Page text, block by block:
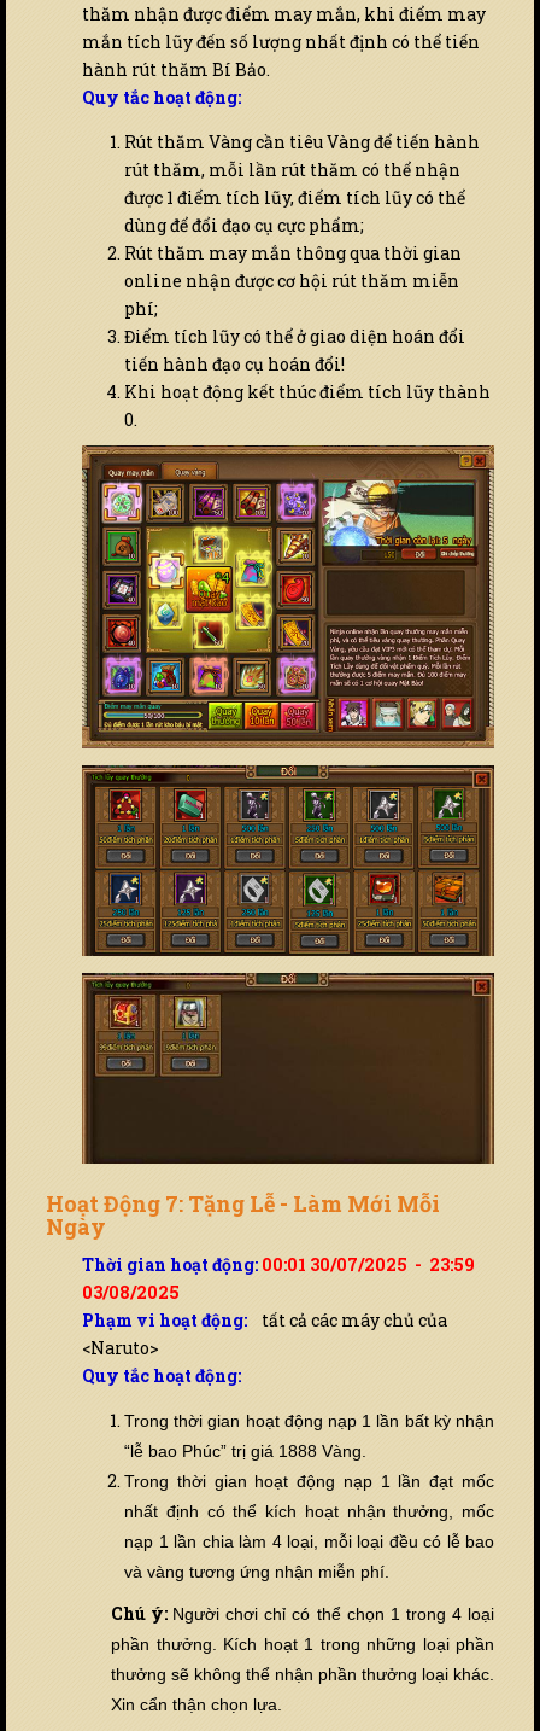
thăm nhận được điểm may mắn, khi điểm may
mắn tích lũy đến số lượng nhất định có thể tiến
hành rút thăm Bí Bảo.
Quy tắc hoạt động:
Rút thăm Vàng cần tiêu Vàng để tiến hành
rút thăm, mỗi lần rút thăm có thể nhận
được 1 điểm tích lũy, điểm tích lũy có thể
dùng để đổi đạo cụ cực phẩm;
Rút thăm may mắn thông qua thời gian
online nhận được cơ hội rút thăm miễn
phí;
Điểm tích lũy có thể ở giao diện hoán đổi
tiến hành đạo cụ hoán đổi!
Khi hoạt động kết thúc điểm tích lũy thành
0.
Hoạt Động 7: Tặng Lễ - Làm Mới Mỗi
Ngày
Thời gian hoạt động: 00:01 30/07/2025 - 23:59
03/08/2025
Phạm vi hoạt động: tất cả các máy chủ của
<Naruto>
Quy tắc hoạt động:
Trong thời gian hoạt động nạp 1 lần bất kỳ nhận
“lễ bao Phúc” trị giá 1888 Vàng.
Trong thời gian hoạt động nạp 1 lần đạt mốc
nhất định có thể kích hoạt nhận thưởng, mốc
nạp 1 lần chia làm 4 loại, mỗi loại đều có lễ bao
và vàng tương ứng nhận miễn phí.
Chú ý: Người chơi chỉ có thể chọn 1 trong 4 loại
phần thưởng. Kích hoạt 1 trong những loại phần
thưởng sẽ không thể nhận phần thưởng loại khác.
Xin cẩn thận chọn lựa.